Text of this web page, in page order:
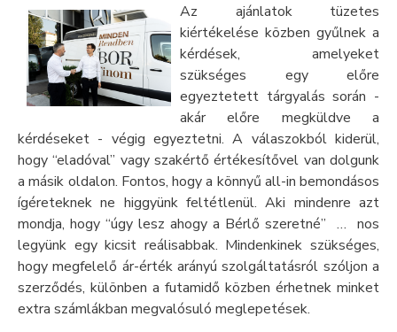
Az ajánlatok tüzetes
kiértékelése közben gyűlnek a
kérdések, amelyeket
szükséges egy előre
egyeztetett tárgyalás során -
akár előre megküldve a
kérdéseket - végig egyeztetni. A válaszokból kiderül,
hogy “eladóval” vagy szakértő értékesítővel van dolgunk
a másik oldalon. Fontos, hogy a könnyű all-in bemondásos
ígéreteknek ne higgyünk feltétlenül. Aki mindenre azt
mondja, hogy “úgy lesz ahogy a Bérlő szeretné” … nos
legyünk egy kicsit reálisabbak. Mindenkinek szükséges,
hogy megfelelő ár-érték arányú szolgáltatásról szóljon a
szerződés, különben a futamidő közben érhetnek minket
extra számlákban megvalósuló meglepetések.